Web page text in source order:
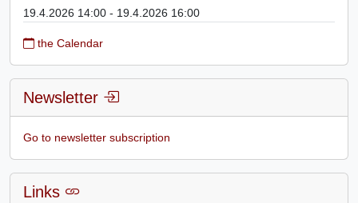
19.4.2026 14:00 - 19.4.2026 16:00
the Calendar
Newsletter
Go to newsletter subscription
Links